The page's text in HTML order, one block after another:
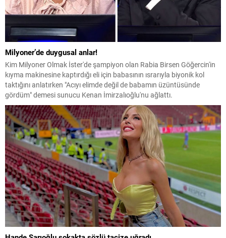
Milyoner’de duygusal anlar!
Kim Milyoner Olmak İster'de şampiyon olan Rabia Birsen Göğercin'in
kıyma makinesine kaptırdığı eli için babasının ısrarıyla biyonik kol
taktığını anlatırken "Acıyı elimde değil de babamın üzüntüsünde
gördüm" demesi sunucu Kenan İmirzalıoğlu'nu ağlattı.